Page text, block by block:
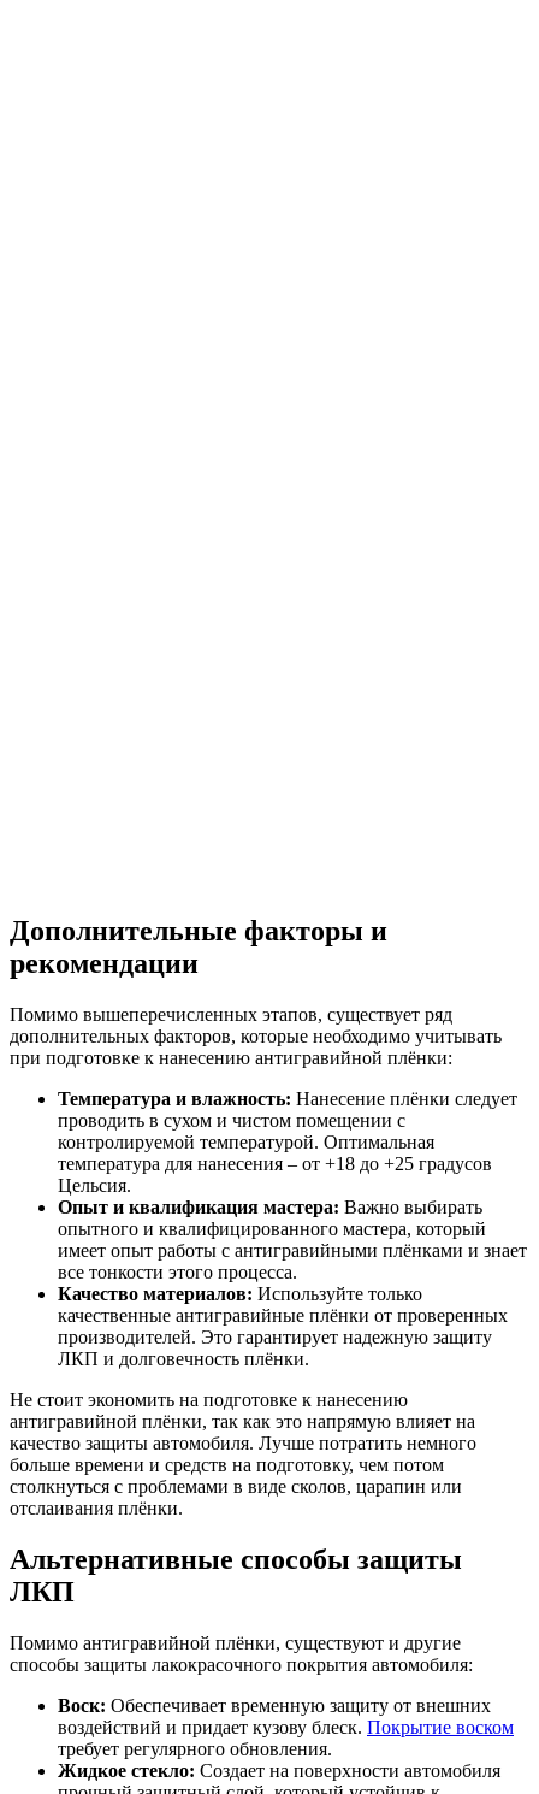
Дополнительные факторы и
рекомендации
Помимо вышеперечисленных этапов, существует ряд
дополнительных факторов, которые необходимо учитывать
при подготовке к нанесению антигравийной плёнки:
Температура и влажность: Нанесение плёнки следует
проводить в сухом и чистом помещении с
контролируемой температурой. Оптимальная
температура для нанесения – от +18 до +25 градусов
Цельсия.
Опыт и квалификация мастера: Важно выбирать
опытного и квалифицированного мастера, который
имеет опыт работы с антигравийными плёнками и знает
все тонкости этого процесса.
Качество материалов: Используйте только
качественные антигравийные плёнки от проверенных
производителей. Это гарантирует надежную защиту
ЛКП и долговечность плёнки.
Не стоит экономить на подготовке к нанесению
антигравийной плёнки, так как это напрямую влияет на
качество защиты автомобиля. Лучше потратить немного
больше времени и средств на подготовку, чем потом
столкнуться с проблемами в виде сколов, царапин или
отслаивания плёнки.
Альтернативные способы защиты
ЛКП
Помимо антигравийной плёнки, существуют и другие
способы защиты лакокрасочного покрытия автомобиля:
Воск: Обеспечивает временную защиту от внешних
воздействий и придает кузову блеск. Покрытие воском
требует регулярного обновления.
Жидкое стекло: Создает на поверхности автомобиля